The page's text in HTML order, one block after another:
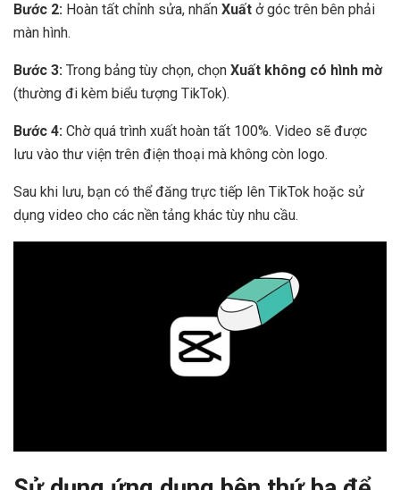
Bước 2: Hoàn tất chỉnh sửa, nhấn Xuất ở góc trên bên phải
màn hình.
Bước 3: Trong bảng tùy chọn, chọn Xuất không có hình mờ
(thường đi kèm biểu tượng TikTok).
Bước 4: Chờ quá trình xuất hoàn tất 100%. Video sẽ được
lưu vào thư viện trên điện thoại mà không còn logo.
Sau khi lưu, bạn có thể đăng trực tiếp lên TikTok hoặc sử
dụng video cho các nền tảng khác tùy nhu cầu.